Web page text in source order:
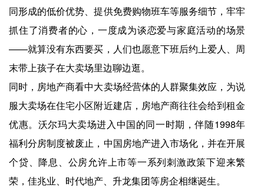
同形成的低价优势、提供免费购物班车等服务细节，牢牢
抓住了消费者的心，一度成为谈恋爱与家庭活动的场景
——就算没有东西要买，人们也愿意下班后约上爱人、周
末带上孩子在大卖场里边聊边逛。
同时，房地产商看中大卖场经营体的人群聚集效应，为说
服大卖场在住宅小区附近建店，房地产商往往会给到租金
优惠。沃尔玛大卖场进入中国的同一时期，伴随1998年
福利分房制度被废止，中国房地产进入市场化，并在开展
个贷、降息、公房允许上市等一系列刺激政策下迎来繁
荣，佳兆业、时代地产、升龙集团等房企相继诞生。